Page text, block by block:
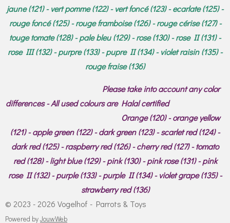
jaune (121) - vert pomme (122) - vert foncé (123) - ecarlate (125) -
rouge foncé (125) - rouge framboise (126) - rouge cérise (127) -
touge tomate (128) - pale bleu (129) - rose (130) - rose II (131) -
rose III (132) - purpre (133) - pupre II (134) - violet raisin (135) -
rouge fraise (136)
Please take into account any color
differences - All used colours are Halal certified
Orange (120) - orange yellow
(121) - apple green (122) - dark green (123) - scarlet red (124) -
dark red (125) - raspberry red (126) - cherry red (127) - tomato
red (128) - light blue (129) - pink (130) - pink rose (131) - pink
rose II (132) - purple (133) - purple II (134) - violet grape (135) -
strawberry red (136)
© 2023 - 2026 Vogelhof - Parrots & Toys
Powered byJouwWeb